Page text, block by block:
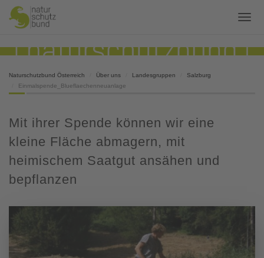
Naturschutzbund Österreich Über uns Landesgruppen
Salzburg
Einmalspende_Blueflaechenneuanlage
Mit ihrer Spende können wir eine
kleine Fläche abmagern, mit
heimischem Saatgut ansähen und
bepflanzen